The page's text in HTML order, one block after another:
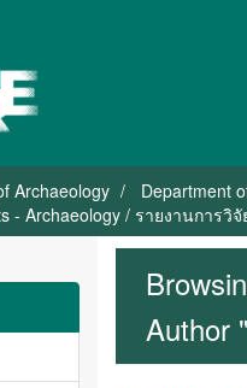
Archaeology Department
- Archaeology / รายงานการ
Author